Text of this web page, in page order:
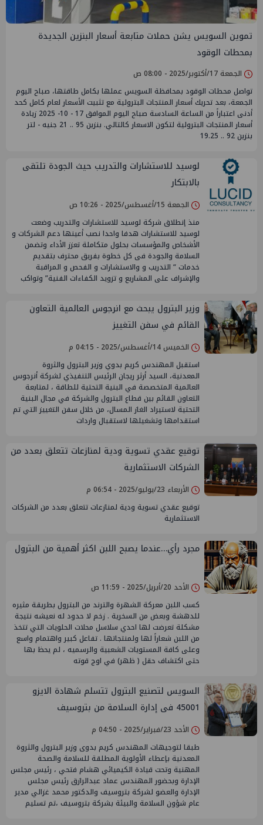
تموين السويس يشن حملات متابعة أسعار البنزين الجديدة
بمحطات الوقود
الجمعة 17/أكتوبر/2025 - 08:00 ص
تواصل محطات الوقود بمحافظة السويس عملها بكامل طاقتها، صباح اليوم
الجمعة، بعد تحريك أسعار المنتجات البترولية مع تثبيت الأسعار لعام كامل كحد
أدنى اعتباراً من الساعة السادسة صباح اليوم الموافق 17 - 10- 2025 زيادة
أسعار المنتجات البترولية لتكون الاسعار كالتالي. بنزين 95 .. 21 جنيه - لتر
بنزين 92 .. 19.25
لوسيد للاستشارات والتدريب حيث الجودة تلتقى
بالابتكار
الجمعة 15/أغسطس/2025 - 10:26 ص
منذ إنطلاق شركة لوسيد للاستشارات والتدريب وضعت
لوسيد للاستشارات هدفا واحدا نصب أعينها دعم الشركات و
الأشخاص والمؤسسات بحلول متكاملة تعزز الأداء وتضمن
السلامة والجودة فى كل خطوة بفريق محترف بتقديم
خدمات “ التدريب و والاستشارات و الفحص و المراقبة
والإشراف على المشاريع و تزويد الكفاءات الفنية” وتواكب
وزير البترول يبحث مع انرجوس العالمية التعاون
القائم في سفن التغييز
الخميس 14/أغسطس/2025 - 04:15 م
استقبل المهندس كريم بدوي وزير البترول والثروة
المعدنية، السيد أرثر ريجان الرئيس التنفيذي لشركة أنرجوس
العالمية المتخصصة في البنية التحتية للطاقة ، لمتابعة
التعاون القائم بين قطاع البترول والشركة في مجال البنية
التحتية لاستيراد الغاز المسال، من خلال سفن التغييز التي تم
استقدامها وتشغيلها لاستقبال واردات
توقيع عقدي تسوية ودية لمنازعات تتعلق بعدد من
الشركات الاستثمارية
الأربعاء 23/يوليو/2025 - 06:54 م
توقيع عقدي تسوية ودية لمنازعات تتعلق بعدد من الشركات
الاستثمارية
مجرد رأي…عندما يصبح اللبن اكثر أهمية من البترول
الأحد 20/أبريل/2025 - 11:59 ص
كسب اللبن معركة الشهرة والترند من البترول بطريقة مثيره
للدهشة وبعض من السخرية . زخم لا حدود له نعيشه نتيجة
مشكلة تعرضت لها احدي سلاسل محلات الحلويات التي تتخذ
من اللبن شعاراً لها ولمنتجاتها . تفاعل كبير واهتمام واسع
وعلى كافة المستويات الشعبية والرسميه ، لم يحظ بها
حتى اكتشاف حقل ( ظهر) في اوج قوته
السويس لتصنيع البترول تتسلم شهادة الايزو
45001 فى إدارة السلامة من بتروسيف
الأحد 23/فبراير/2025 - 04:50 م
طبقا لتوجيهات المهندس كريم بدوى وزير البترول والثروة
المعدنية بإعطاء الأولوية المطلقة للسلامة والصحة
المهنية وتحت قيادة الكيميائي هشام فتحي ، رئيس مجلس
الإدارة وبحضور المهندس عماد عبدالرازق رئيس مجلس
الإدارة والعضو لشركة بتروسيف والدكتور محمد غزالي مدير
عام شؤون السلامة والبيئة بشركة بتروسيف ،تم تسليم